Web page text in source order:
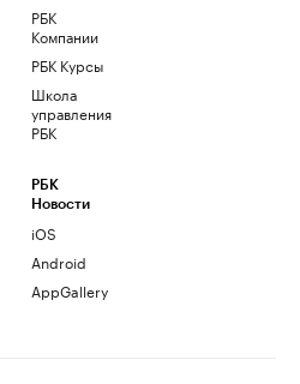
РБК
Компании
РБК Курсы
Школа
управления
РБК
РБК
Новости
iOS
Android
AppGallery